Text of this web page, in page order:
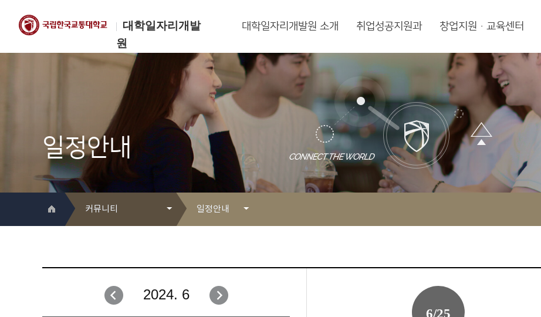
대학일자리개발
원
한국교통대학교
대학일자리개발원
대학일자리개발원 소개 취업성공지원과 창업지원·교육센터
일정안내
커뮤니티
취업성공지원과
창업지원·교육센터
일정안내
자유게시판
일정안내
2024. 6
6/25